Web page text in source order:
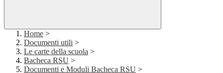
Home >
Documenti utili >
Le carte della scuola >
Bacheca RSU >
Documenti e Moduli Bacheca RSU >